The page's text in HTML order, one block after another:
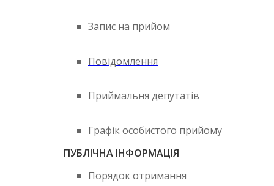
Запис на прийом
Повідомлення
Приймальня депутатів
Графік особистого прийому
ПУБЛІЧНА ІНФОРМАЦІЯ
Порядок отримання